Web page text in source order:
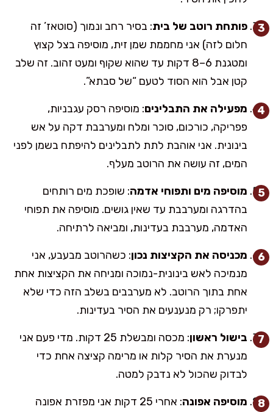
פותחת רוטב של בית: בסיר רחב ונמוך (סוטאז’ זה
חלום לזה) אני מחממת שמן זית, מוסיפה בצל קצוץ
ומטגנת 6–8 דקות עד שהוא שקוף ומעט זהוב. זה שלב
קטן אבל הוא הסוד לטעם “של סבתא”.
מפעילה את התבלינים: מוסיפה רסק עגבניות,
פפריקה, כורכום, סוכר ומלח ומערבבת דקה על אש
בינונית. אני אוהבת לתת לתבלינים להיפתח בשמן לפני
המים, זה עושה את הרוטב מעלף.
מוסיפה מים ותפוחי אדמה: שופכת מים רותחים
בהדרגה ומערבבת עד שאין גושים. מוסיפה את תפוחי
האדמה, מערבבת בעדינות, ומביאה לרתיחה.
מכניסה את הקציצות נכון: כשהרוטב מבעבע, אני
מנמיכה לאש בינונית-נמוכה ומניחה את הקציצות אחת
אחת בתוך הרוטב. לא מערבבים בשלב הזה כדי שלא
יתפרקו; רק מנענעים את הסיר בעדינות.
בישול ראשון
: מכסה ומבשלת 25 דקות. מדי פעם אני
מנערת את הסיר קלות או מרימה קציצה אחת כדי
לבדוק שהכול לא נדבק למטה.
מוסיפה אפונה : אחרי 25 דקות אני מפזרת אפונה